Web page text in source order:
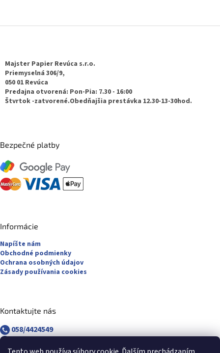
Majster Papier Revúca s.r.o.
Priemyselná 306/9,
050 01 Revúca
Predajna otvorená: Pon-Pia: 7.30 - 16:00
Štvrtok -zatvorené.Obedňajšia prestávka 12.30-13-30hod.
Bezpečné platby
Informácie
Napíšte nám
Obchodné podmienky
Ochrana osobných údajov
Zásady používania cookies
Kontaktujte nás
058/4424549